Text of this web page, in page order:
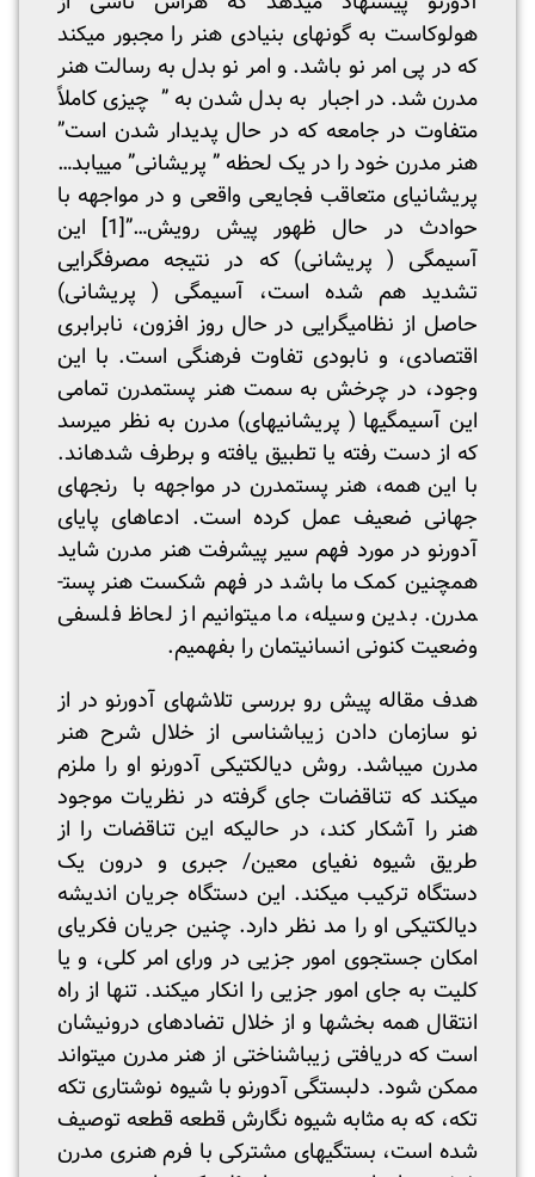
هولوکاست به گونه­ای بنیادی هنر را مجبور می­کند
که در پی امر نو باشد. و امر نو بدل به رسالت هنر
مدرن شد. در اجبار به بدل شدن به ” چیزی کاملاً
متفاوت در جامعه که در حال پدیدار شدن است”
هنر مدرن خود را در یک لحظه ” پریشانی” می­یابد…
پریشانی­ای متعاقب فجایعی واقعی و در مواجهه با
حوادث در حال ظهور پیش رویش…”[1]
این
آسیمگی ( پریشانی) که در نتیجه مصرف­گرایی
تشدید هم شده است، آسیمگی ( پریشانی)
حاصل از نظامی­گرایی در حال روز افزون، نابرابری
اقتصادی، و نابودی تفاوت فرهنگی است. با این
وجود، در چرخش به سمت هنر پست­مدرن تمامی
این آسیمگی­ها ( پریشانی­های) مدرن به نظر می­رسد
که از دست رفته­ یا تطبیق یافته­ و برطرف شده­اند.
با این همه، هنر پست­مدرن در مواجهه با رنجهای
جهانی ضعیف عمل کرده است. ادعا­های پایای
آدورنو در مورد فهم سیر پیشرفت هنر مدرن شاید
همچنین کمک ما باشد در فهم شکست هنر پست­
مدرن. بدین وسیله، ما می­توانیم از لحاظ فلسفی
وضعیت کنونی­ انسانیت­مان را بفهمیم.
هدف مقاله پیش رو بررسی تلاش­های آدورنو در از
نو سازمان دادن زیبا­­شناسی از خلال شرح هنر
مدرن می­باشد. روش دیالکتیکی آدورنو او را ملزم
می­کند که تناقضات جای گرفته در نظریات موجود
هنر را آشکار کند، در حالی­که این تناقضات را از
طریق شیوه نفی­ای معین/ جبری و درون یک
دستگاه ترکیب می­کند. این دستگاه جریان اندیشه
دیالکتیکی او را مد نظر دارد. چنین جریان فکری­ای
امکان جستجوی امور جزیی در ورای امر کلی، و یا
کلیت به جای امور جزیی را انکار می­کند. تنها از راه
انتقال همه بخش­ها و از خلال تضادهای درونی­شان
است که دریافتی زیباشناختی از هنر مدرن می­تواند
ممکن ­شود. دلبستگی آدورنو با شیوه نوشتاری تکه
تکه، که به مثابه شیوه نگارش قطعه قطعه­ توصیف
شده است، بستگی­های مشترکی با فرم هنری مدرن